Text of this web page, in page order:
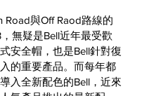
Road與Off Raod路線的
無疑是Bell近年最受歡
安全帽，也是Bell針對復
的重要產品。而每年都
入全新配色的Bell，近來